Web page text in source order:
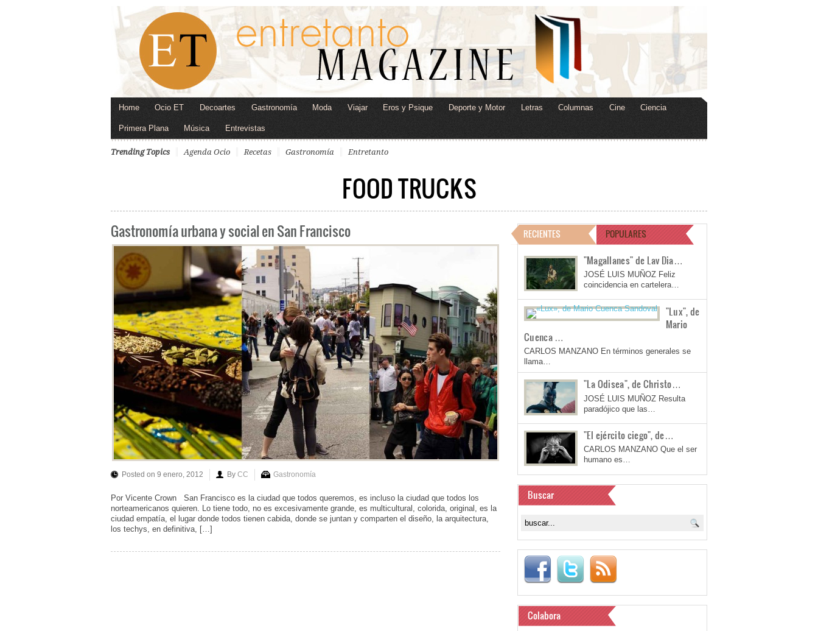
Home Ocio ET Decoartes Gastronomía Moda Viajar Eros y Psique Deporte y Motor Letras Columnas Cine Ciencia
Primera Plana Música Entrevistas
Trending Topics Agenda Ocio Recetas Gastronomía Entretanto
FOOD TRUCKS
Gastronomía urbana y social en San Francisco
Posted on 9 enero, 2012 By CC Gastronomía
Por Vicente Crown San Francisco es la ciudad que todos queremos, es incluso la ciudad que todos los
norteamericanos quieren. Lo tiene todo, no es excesivamente grande, es multicultural, colorida, original, es la
ciudad empatía, el lugar donde todos tienen cabida, donde se juntan y comparten el diseño, la arquitectura,
los techys, en definitiva, […]
RECIENTES POPULARES
"Magallanes" de Lav Dia…
JOSÉ LUIS MUÑOZ Feliz
coincidencia en cartelera…
"Lux", de
Mario
Cuenca …
CARLOS MANZANO En términos generales se
llama…
"La Odisea", de Christo…
JOSÉ LUIS MUÑOZ Resulta
paradójico que las…
"El ejército ciego", de…
CARLOS MANZANO Que el ser
humano es…
Buscar
Colabora